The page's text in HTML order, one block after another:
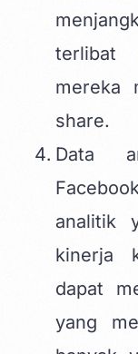
terlibat
mereka
share.
Data
analitik
kinerja
dapat
yang